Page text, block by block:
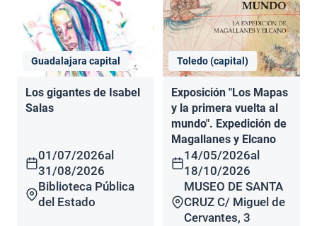
Guadalajara capital
Los gigantes de Isabel
Salas
01/07/2026al
31/08/2026
Biblioteca Pública
del Estado
Toledo (capital)
Exposición "Los Mapas
y la primera vuelta al
mundo". Expedición de
Magallanes y Elcano
14/05/2026al
18/10/2026
MUSEO DE SANTA
CRUZ C/ Miguel de
Cervantes, 3